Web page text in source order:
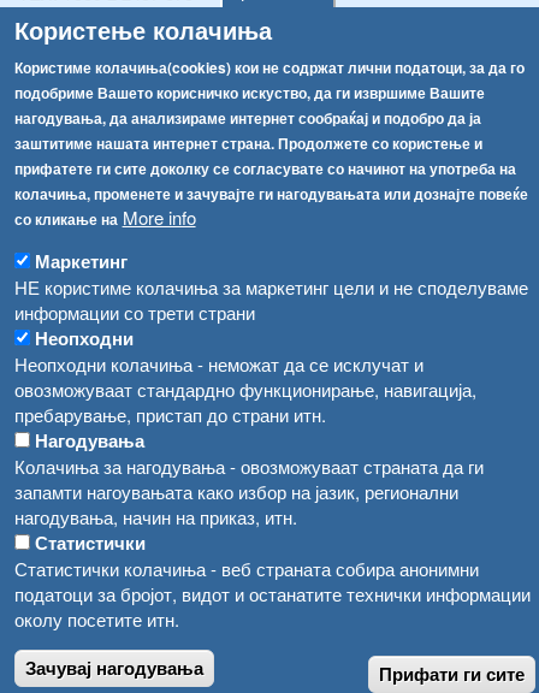
Користење колачиња
Користиме колачиња(cookies) кои не содржат лични податоци, за да го
подобриме Вашето корисничко искуство, да ги извршиме Вашите
нагодувања, да анализираме интернет сообраќај и подобро да ја
заштитиме нашата интернет страна. Продолжете со користење и
прифатете ги сите доколку се согласувате со начинот на употреба на
колачиња, променете и зачувајте ги нагодувањата или дознајте повеќе
со кликање на More info
Маркетинг
НЕ користиме колачиња за маркетинг цели и не споделуваме
информации со трети страни
Неопходни
Неопходни колачиња - неможат да се исклучат и
овозможуваат стандардно функционирање, навигација,
пребарување, пристап до страни итн.
Нагодувања
Колачиња за нагодувања - овозможуваат страната да ги
запамти нагоувањата како избор на јазик, регионални
нагодувања, начин на приказ, итн.
Статистички
Статистички колачиња - веб страната собира анонимни
податоци за бројот, видот и останатите технички информации
околу посетите итн.
Зачувај нагодувања Прифати ги сите
Факс:
Факс:+389 2 2457 871
info@fva.gov.mk
[АХВ-претходна страна]
Соопштенија
Република Бугарија ги засили официјалните контроли при увоз на свежо овошје и зеленчук
Високите температури ризик од труење со храна, опасни се и за животните
Водата во Гостивар може да се користи како техничка, продолжува испораката на флаширана вода
Во Гостивар спроведени 70 вонредни контроли
Забраната за водата во Гостивар останува на сила, операторите да користат само технички безбедна вода
Навигација
Архива
Регистри
Забрани